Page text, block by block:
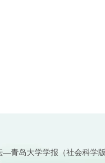
—青岛大学学报（社会科学